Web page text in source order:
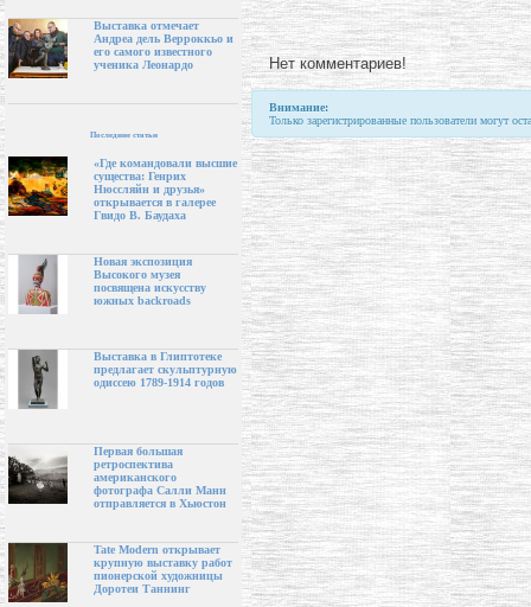
Выставка отмечает
Андреа дель Верроккьо и
его самого известного
ученика Леонардо
Последние статьи
«Где командовали высшие
существа: Генрих
Нюссляйн и друзья»
открывается в галерее
Гвидо В. Баудаха
Новая экспозиция
Высокого музея
посвящена искусству
южных backroads
Выставка в Глиптотеке
предлагает скульптурную
одиссею 1789-1914 годов
Первая большая
ретроспектива
американского
фотографа Салли Манн
отправляется в Хьюстон
Tate Modern открывает
крупную выставку работ
пионерской художницы
Доротеи Таннинг
Нет комментариев!
Внимание:
Только зарегистрированные пользователи могут